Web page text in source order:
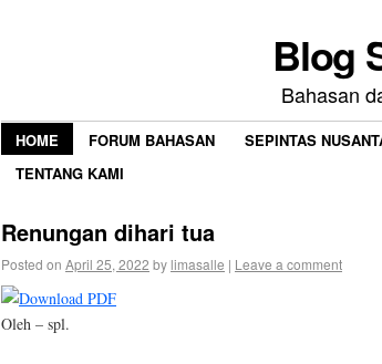
Blog
Bahasan
HOME FORUM BAHASAN SEPINTAS
TENTANG KAMI
Renungan dihari tua
Posted on April 25, 2022 by limasalle | Leave a comment
Oleh – spl.